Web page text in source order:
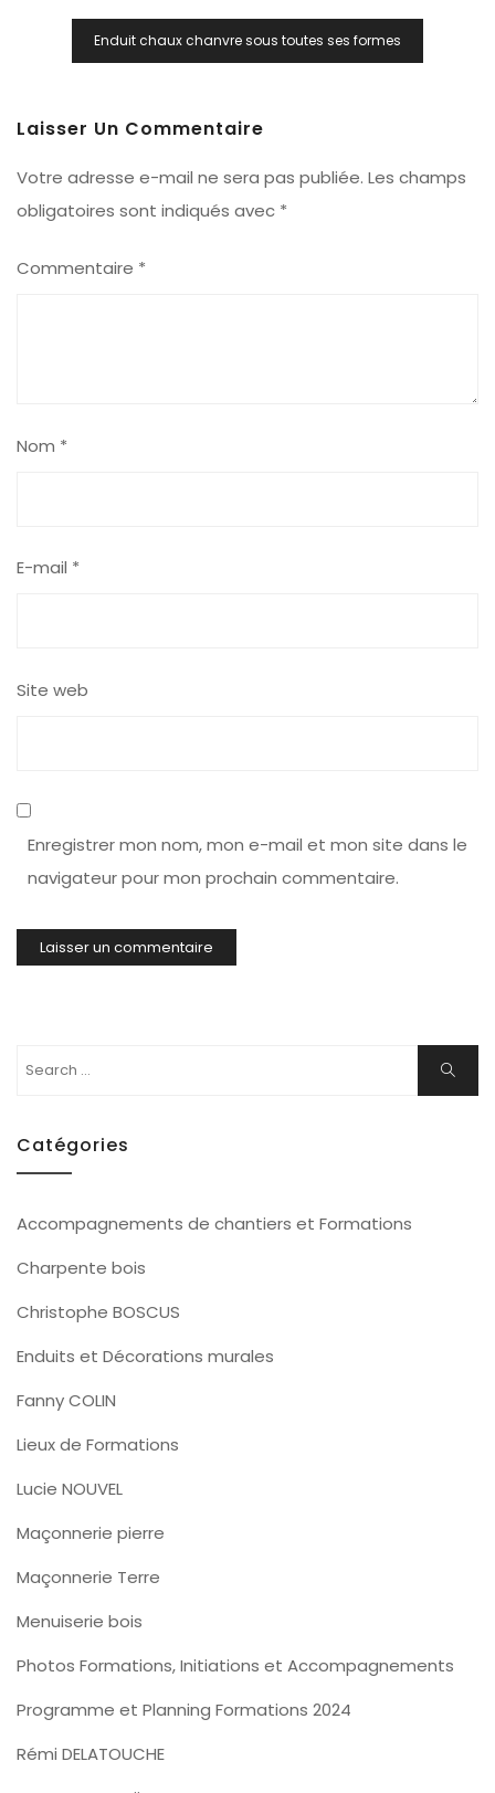
L’article
Enduit chaux chanvre sous toutes ses formes
Laisser Un Commentaire
Votre adresse e-mail ne sera pas publiée. Les champs
obligatoires sont indiqués avec *
Commentaire *
Nom *
E-mail *
Site web
Enregistrer mon nom, mon e-mail et mon site dans le
navigateur pour mon prochain commentaire.
Search
Search
Catégories
Accompagnements de chantiers et Formations
Charpente bois
Christophe BOSCUS
Enduits et Décorations murales
Fanny COLIN
Lieux de Formations
Lucie NOUVEL
Maçonnerie pierre
Maçonnerie Terre
Menuiserie bois
Photos Formations, Initiations et Accompagnements
Programme et Planning Formations 2024
Rémi DELATOUCHE